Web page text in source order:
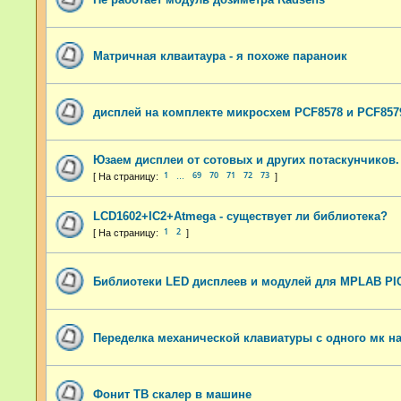
Матричная клваитаура - я похоже параноик
дисплей на комплекте микросхем PCF8578 и
Юзаем дисплеи от сотовых и других потаскунчиков.
1 69 70 71 72 73
LCD1602+IC2+Atmega - существует ли библиотека?
1 2
Библиотеки LED дисплеев и модулей для MPLAB
Переделка механической клавиатуры с одного мк
Фонит ТВ скалер в машине